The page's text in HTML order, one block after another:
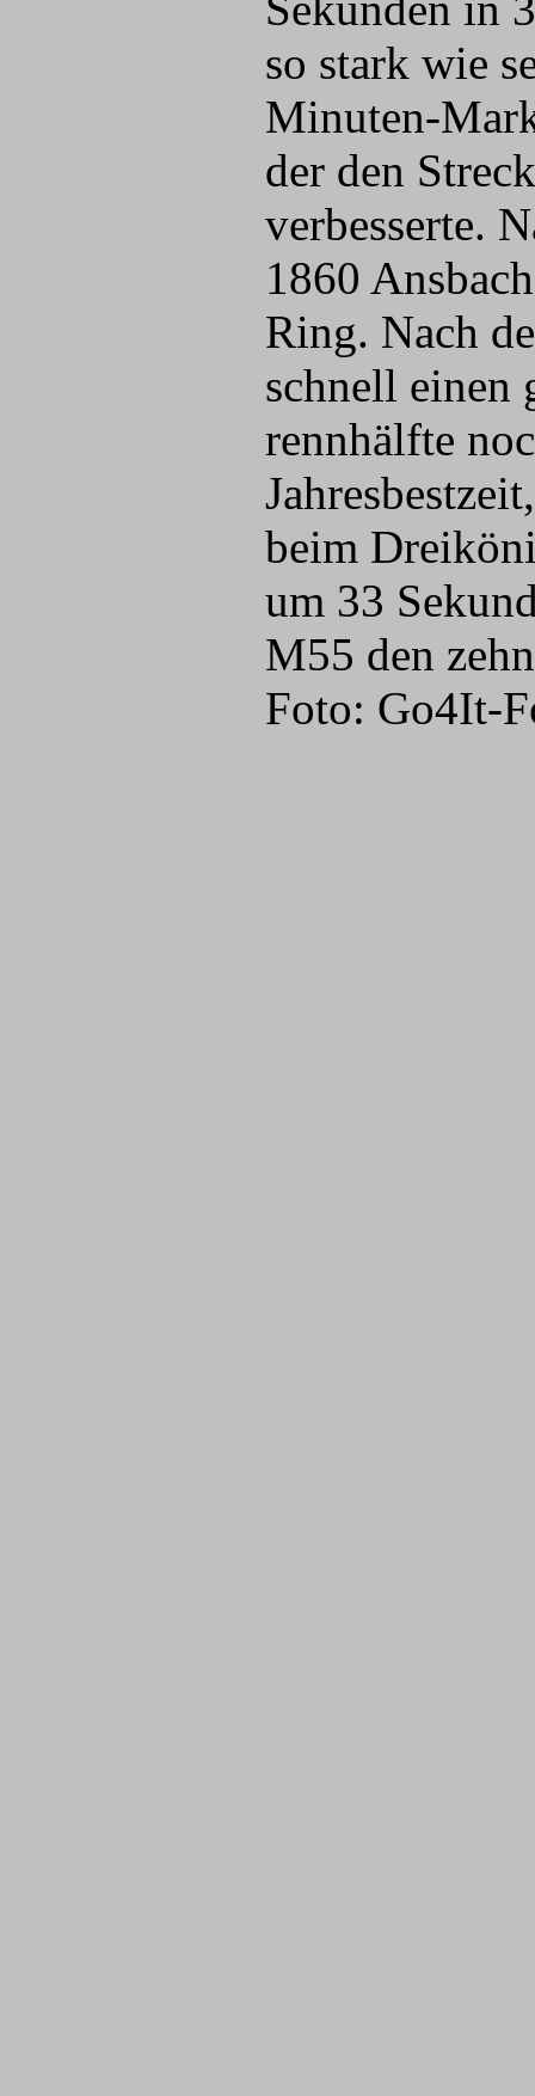
so stark wie
Minuten-
der den
verbesserte.
1860
Ring. Nach
schnell einen
rennhälfte
beim
um 33
M55 den
Foto: Go4It-